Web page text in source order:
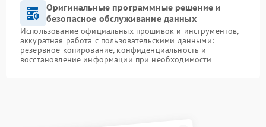
Оригинальные программные решение и
безопасное обслуживание данных
Использование официальных прошивок и инструментов,
аккуратная работа с пользовательскими данными:
резервное копирование, конфиденциальность и
восстановление информации при необходимости